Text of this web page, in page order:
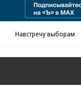
Навстречу выборам